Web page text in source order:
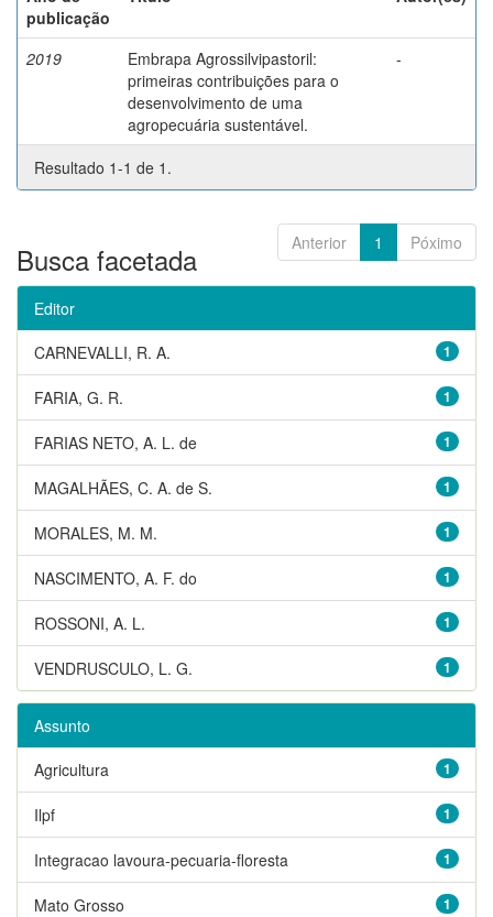
publicação
2019
Embrapa Agrossilvipastoril:
primeiras contribuições para o
desenvolvimento de uma
agropecuária sustentável.
-
Resultado 1-1 de 1.
Anterior 1 Póximo
Busca facetada
Editor
1
CARNEVALLI, R. A.
1
FARIA, G. R.
1
FARIAS NETO, A. L. de
1
MAGALHÃES, C. A. de S.
1
MORALES, M. M.
1
NASCIMENTO, A. F. do
1
ROSSONI, A. L.
1
VENDRUSCULO, L. G.
Assunto
1
Agricultura
1
Ilpf
1
Integracao lavoura-pecuaria-floresta
1
Mato Grosso